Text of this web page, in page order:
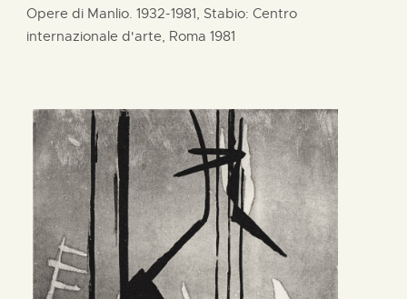
Opere di Manlio. 1932-1981, Stabio: Centro
internazionale d'arte, Roma 1981